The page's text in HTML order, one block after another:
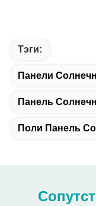
Тэги:
Панели
Панель
Поли Панель